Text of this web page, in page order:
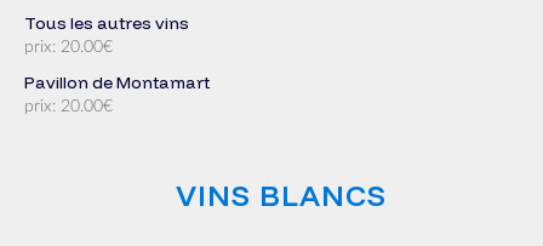
Tous les autres vins
prix: 20.00€
Pavillon de Montamart
prix: 20.00€
VINS BLANCS